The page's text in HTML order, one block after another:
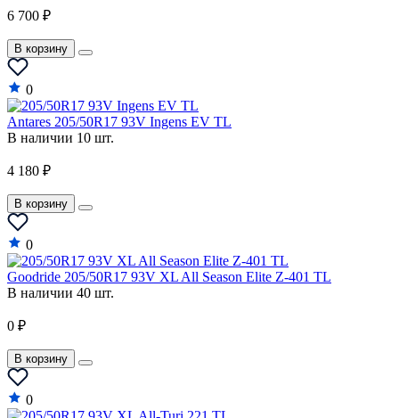
6 700 ₽
В корзину
0
Antares 205/50R17 93V Ingens EV TL
В наличии 10 шт.
4 180 ₽
В корзину
0
Goodride 205/50R17 93V XL All Season Elite Z-401 TL
В наличии 40 шт.
0 ₽
В корзину
0